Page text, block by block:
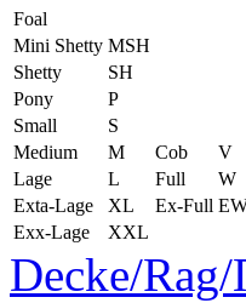
Foal
Mini Shetty MSH
Shetty
SH
Pony
P
Small
S
Medium
M Cob V
Lage
L Full W
Exta-Lage
XL Ex-Full
Exx-Lage
XXL
Decke/